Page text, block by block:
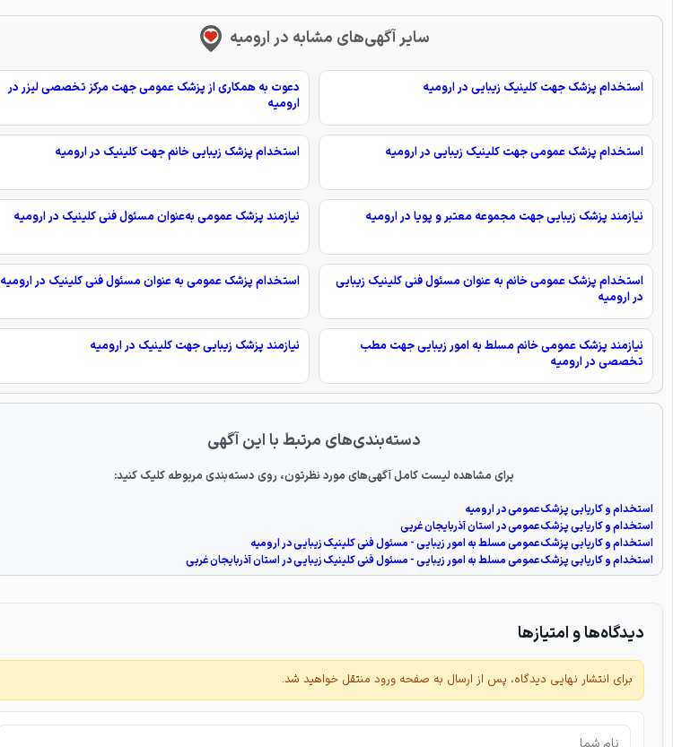
سایر آگهی‌های مشابه در ارومیه
استخدام پزشک جهت کلینیک زیبایی در ارومیه
دعوت به همکاری از پزشک عمومی جهت مرکز تخصصی لیزر در
ارومیه
استخدام پزشک عمومی جهت کلینیک زیبایی در ارومیه استخدام پزشک زیبایی خانم جهت کلینیک در ارومیه
نیازمند پزشک زیبایی جهت مجموعه معتبر و پویا در ارومیه نیازمند پزشک عمومی به‌عنوان مسئول فنی کلینیک در ارومیه
استخدام پزشک عمومی خانم به عنوان مسئول فنی کلینیک زیبایی
در ارومیه
استخدام پزشک عمومی به عنوان مسئول فنی کلینیک در ارومیه
نیازمند پزشک عمومی خانم مسلط به امور زیبایی جهت مطب
تخصصی در ارومیه
نیازمند پزشک زیبایی جهت کلینیک در ارومیه
دسته‌بندی‌های مرتبط با این آگهی
برای مشاهده لیست کامل آگهی‌های مورد نظرتون، روی دسته‌بندی مربوطه کلیک کنید:
استخدام و کاریابی پزشک عمومی در ارومیه
استخدام و کاریابی پزشک عمومی در استان آذربایجان غربی
استخدام و کاریابی پزشک عمومی مسلط به امور زیبایی - مسئول فنی کلینیک زیبایی در ارومیه
استخدام و کاریابی پزشک عمومی مسلط به امور زیبایی - مسئول فنی کلینیک زیبایی در استان آذربایجان غربی
دیدگاه‌ها و امتیازها
برای انتشار نهایی دیدگاه، پس از ارسال به صفحه ورود منتقل خواهید شد.